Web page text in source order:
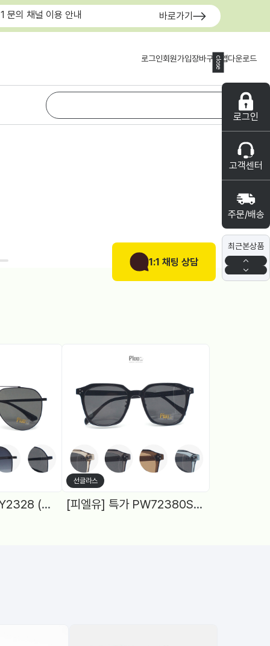
close
로그인
고객센터
주문/배송
최근본상품
1:1 채팅 상담
문의 채널 이용 안내 바로가기
로그인회원가입장바구니앱다운로드
[피엘유] 특가 PLY2328 (57) 보잉, 4Color
선글라스
[피엘유] 특가 PW72380S (54) 뿔테 다각, 편광, 5Color